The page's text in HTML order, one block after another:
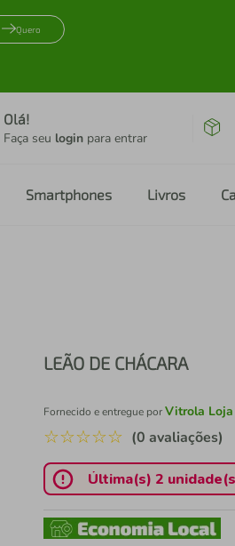
Quero
Olá!
Faça seu login para entrar
Smartphones Livros
LEÃO DE CHÁCARA
Fornecido e entregue porVitrola
☆☆☆☆☆ (0 avaliações)
Última(s) 2